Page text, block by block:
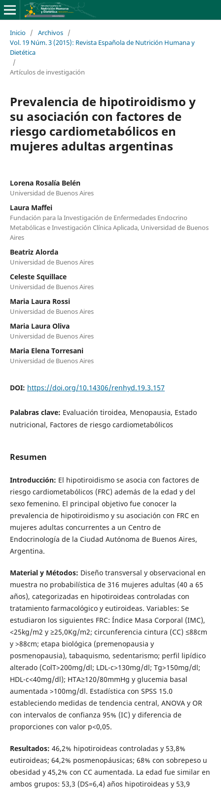
Inicio / Archivos /
Vol. 19 Núm. 3 (2015): Revista Española de Nutrición Humana y
Dietética
/
Artículos de investigación
Prevalencia de hipotiroidismo y
su asociación con factores de
riesgo cardiometabólicos en
mujeres adultas argentinas
Lorena Rosalía Belén
Universidad de Buenos Aires
Laura Maffei
Fundación para la Investigación de Enfermedades Endocrino
Metabólicas e Investigación Clínica Aplicada, Universidad de Buenos
Aires
Beatriz Alorda
Universidad de Buenos Aires
Celeste Squillace
Universidad de Buenos Aires
Maria Laura Rossi
Universidad de Buenos Aires
Maria Laura Oliva
Universidad de Buenos Aires
Maria Elena Torresani
Universidad de Buenos Aires
DOI: https://doi.org/10.14306/renhyd.19.3.157
Palabras clave: Evaluación tiroidea, Menopausia, Estado
nutricional, Factores de riesgo cardiometabólicos
Resumen
Introducción: El hipotiroidismo se asocia con factores de
riesgo cardiometabólicos (FRC) además de la edad y del
sexo femenino. El principal objetivo fue conocer la
prevalencia de hipotiroidismo y su asociación con FRC en
mujeres adultas concurrentes a un Centro de
Endocrinología de la Ciudad Autónoma de Buenos Aires,
Argentina.
Material y Métodos: Diseño transversal y observacional en
muestra no probabilística de 316 mujeres adultas (40 a 65
años), categorizadas en hipotiroideas controladas con
tratamiento farmacológico y eutiroideas. Variables: Se
estudiaron los siguientes FRC: Índice Masa Corporal (IMC),
<25kg/m2 y ≥25,0Kg/m2; circunferencia cintura (CC) ≤88cm
y >88cm; etapa biológica (premenopausia y
posmenopausia), tabaquismo, sedentarismo; perfil lipídico
alterado (ColT>200mg/dl; LDL-c>130mg/dl; Tg>150mg/dl;
HDL-c<40mg/dl); HTA≥120/80mmHg y glucemia basal
aumentada >100mg/dl. Estadística con SPSS 15.0
estableciendo medidas de tendencia central, ANOVA y OR
con intervalos de confianza 95% (IC) y diferencia de
proporciones con valor p<0,05.
Resultados: 46,2% hipotiroideas controladas y 53,8%
eutiroideas; 64,2% posmenopáusicas; 68% con sobrepeso u
obesidad y 45,2% con CC aumentada. La edad fue similar en
ambos grupos: 53,3 (DS=6,4) años hipotiroideas y 53,9